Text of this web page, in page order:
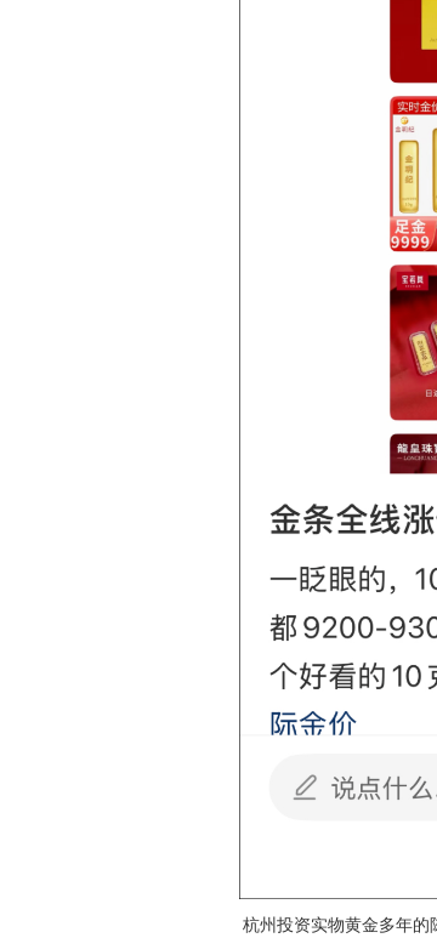
杭州投资实物黄金多年的